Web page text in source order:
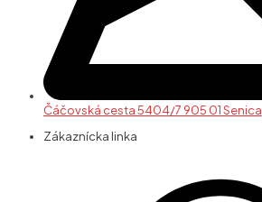
Čáčovská cesta 5404/7 905 01 Senica
Zákaznícka linka